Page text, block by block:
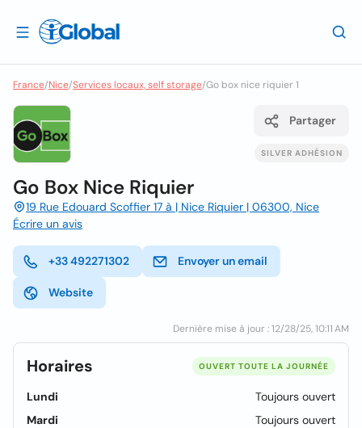
France/Nice/Services locaux, self storage/Go box nice riquier 1
SILVER ADHÉSION
Partager
Go Box Nice Riquier
19 Rue Edouard Scoffier 17 à | Nice Riquier | 06300, Nice
Écrire un avis
+33 492271302 Envoyer un email
Website
Dernière mise à jour : 12/28/25, 10:11 AM
Horaires OUVERT TOUTE LA JOURNÉE
Lundi
Toujours ouvert
Mardi
Toujours ouvert